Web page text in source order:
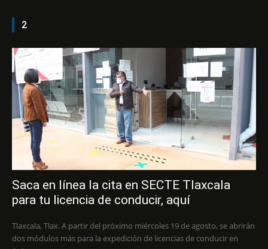
2
Saca en línea la cita en SECTE Tlaxcala
para tu licencia de conducir, aquí
Tlaxcala, Tlax. A partir del próximo miércoles 19 de agosto, se abrirán
dos módulos más para la expedición de licencias de conducir en